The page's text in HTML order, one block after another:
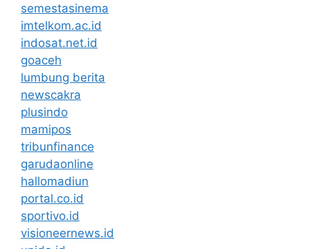
semestasinema
imtelkom.ac.id
indosat.net.id
goaceh
lumbung berita
newscakra
plusindo
mamipos
tribunfinance
garudaonline
hallomadiun
portal.co.id
sportivo.id
visioneernews.id